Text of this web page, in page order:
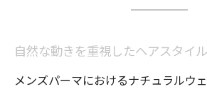
自然な動きがもたらすスタ
自然な動きを重視したヘアスタイ
メンズパーマにおけるナチュラルウ